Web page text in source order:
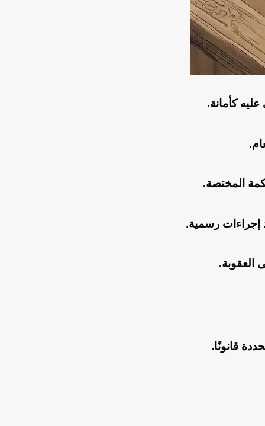
كأمانة.
المختصة.
إجراءات رسمية.
العقوبة.
قانونًا.